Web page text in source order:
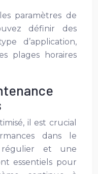
paramètres de
définir des
d’application,
plages horaires
il est crucial
dans le
régulier et une
essentiels pour